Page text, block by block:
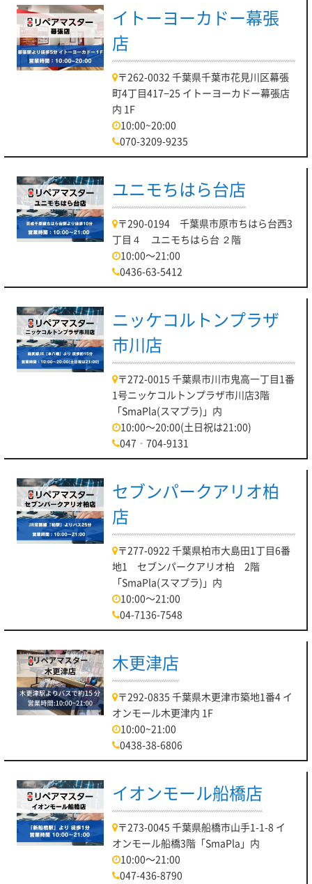
イトーヨーカドー幕張
店
〒262-0032 千葉県千葉市花見川区幕張
町4丁目417−25 イトーヨーカドー幕張店
内 1F
10:00~20:00
070-3209-9235
ユニモちはら台店
〒290-0194 千葉県市原市ちはら台西3
丁目４ ユニモちはら台 ２階
10:00～21:00
0436-63-5412
ニッケコルトンプラザ
市川店
〒272-0015 千葉県市川市鬼高一丁目1番
1号ニッケコルトンプラザ市川店3階
「SmaPla(スマプラ)」内
10:00～20:00(土日祝は21:00)
047‐704-9131
セブンパークアリオ柏
店
〒277-0922 千葉県柏市大島田1丁目6番
地1 セブンパークアリオ柏 2階
「SmaPla(スマプラ)」内
10:00～21:00
04-7136-7548
木更津店
〒292-0835 千葉県木更津市築地1番4 イ
オンモール木更津内 1F
10:00~21:00
0438-38-6806
イオンモール船橋店
〒273-0045 千葉県船橋市山手1-1-8 イ
オンモール船橋3階「SmaPla」内
10:00～21:00
047-436-8790